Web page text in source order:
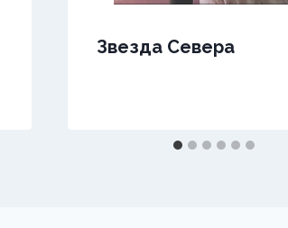
Звезда Севера